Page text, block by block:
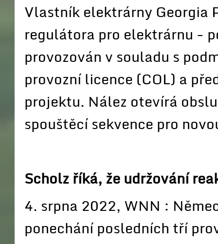
Vlastník elektrárny Georgia
regulátora pro elektrárnu -
provozován v souladu s
provozní licence (COL) a
projektu. Nález otevírá
spouštěcí sekvence pro
Scholz říká, že udržování
4. srpna 2022, WNN :
ponechání posledních tří